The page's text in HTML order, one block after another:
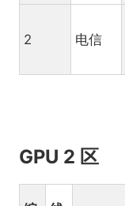
2 电信
GPU 2 区